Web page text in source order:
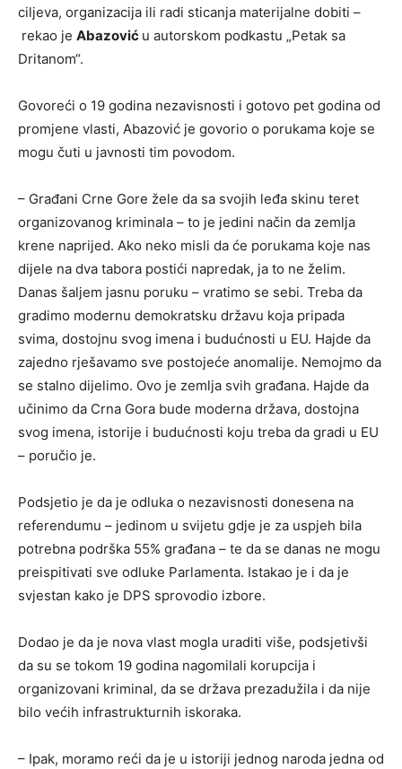
ciljeva, organizacija ili radi sticanja materijalne dobiti –
rekao je Abazović u autorskom podkastu „Petak sa
Dritanom“.
Govoreći o 19 godina nezavisnosti i gotovo pet godina od
promjene vlasti, Abazović je govorio o porukama koje se
mogu čuti u javnosti tim povodom.
– Građani Crne Gore žele da sa svojih leđa skinu teret
organizovanog kriminala – to je jedini način da zemlja
krene naprijed. Ako neko misli da će porukama koje nas
dijele na dva tabora postići napredak, ja to ne želim.
Danas šaljem jasnu poruku – vratimo se sebi. Treba da
gradimo modernu demokratsku državu koja pripada
svima, dostojnu svog imena i budućnosti u EU. Hajde da
zajedno rješavamo sve postojeće anomalije. Nemojmo da
se stalno dijelimo. Ovo je zemlja svih građana. Hajde da
učinimo da Crna Gora bude moderna država, dostojna
svog imena, istorije i budućnosti koju treba da gradi u EU
– poručio je.
Podsjetio je da je odluka o nezavisnosti donesena na
referendumu – jedinom u svijetu gdje je za uspjeh bila
potrebna podrška 55% građana – te da se danas ne mogu
preispitivati sve odluke Parlamenta. Istakao je i da je
svjestan kako je DPS sprovodio izbore.
Dodao je da je nova vlast mogla uraditi više, podsjetivši
da su se tokom 19 godina nagomilali korupcija i
organizovani kriminal, da se država prezadužila i da nije
bilo većih infrastrukturnih iskoraka.
– Ipak, moramo reći da je u istoriji jednog naroda jedna od